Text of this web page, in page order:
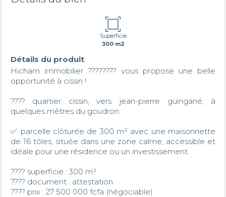
Superficie
300 m2
Détails du produit
Hicham immobilier ???????? vous propose une belle
opportunité à cissin !
???? quartier cissin, vers jean-pierre guingané, à
quelques mètres du goudron.
✅ parcelle clôturée de 300 m² avec une maisonnette
de 16 tôles, située dans une zone calme, accessible et
idéale pour une résidence ou un investissement.
???? superficie : 300 m²
???? document : attestation
???? prix : 27 500 000 fcfa (négociable)